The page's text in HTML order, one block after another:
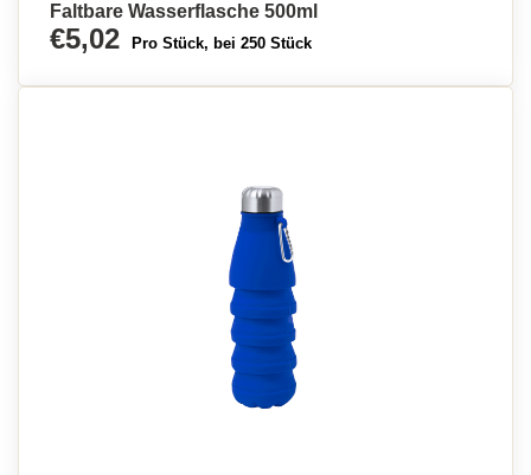
Faltbare Wasserflasche 500ml
€5,02 Pro Stück, bei 250 Stück